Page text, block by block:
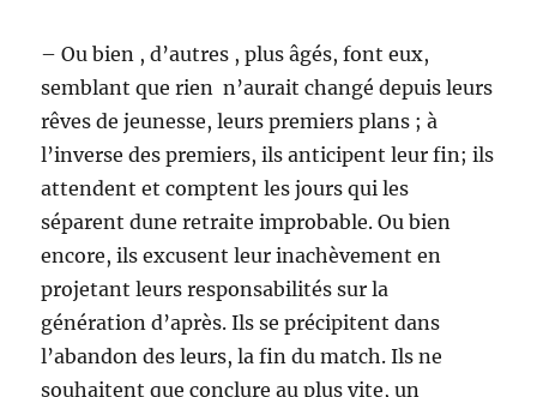
– Ou bien , d’autres , plus âgés, font eux,
semblant que rien n’aurait changé depuis leurs
rêves de jeunesse, leurs premiers plans ; à
l’inverse des premiers, ils anticipent leur fin; ils
attendent et comptent les jours qui les
séparent dune retraite improbable. Ou bien
encore, ils excusent leur inachèvement en
projetant leurs responsabilités sur la
génération d’après. Ils se précipitent dans
l’abandon des leurs, la fin du match. Ils ne
souhaitent que conclure au plus vite, un